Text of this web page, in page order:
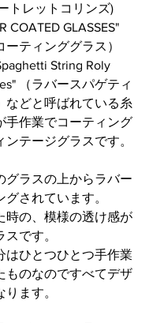
トレットコリンズ)
COATED GLASSES"
ーティンググラス）
String Roly
（ラバースパゲティ
などと呼ばれている糸
手作業でコーティング
ンテージグラスです。
グラスの上からラバー
グされています。
時の、模様の透け感が
です。
はひとつひとつ手作業
ものなのですべてデザ
ます。